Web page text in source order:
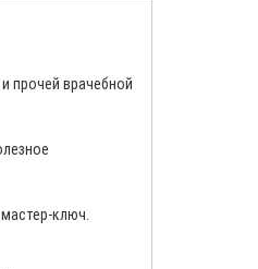
прочей врачебной
ключ.